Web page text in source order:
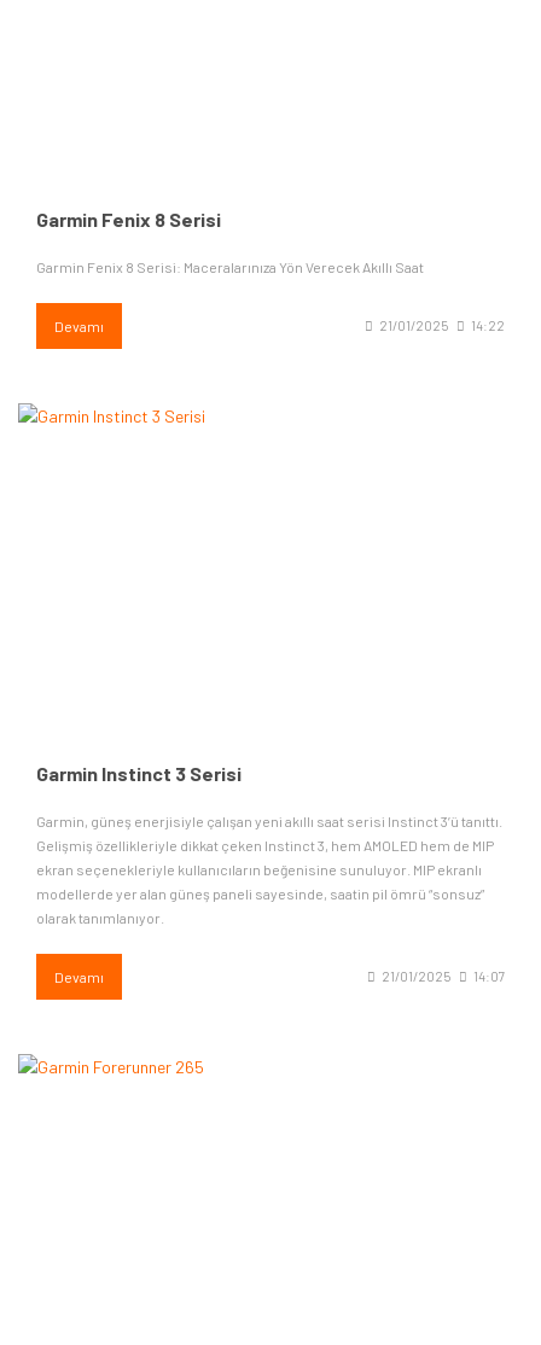
Garmin Fenix 8 Serisi
Garmin Fenix 8 Serisi: Maceralarınıza Yön Verecek Akıllı Saat
Devamı 21/01/2025 14:22
Garmin Instinct 3 Serisi
Garmin, güneş enerjisiyle çalışan yeni akıllı saat serisi Instinct 3’ü tanıttı.
Gelişmiş özellikleriyle dikkat çeken Instinct 3, hem AMOLED hem de MIP
ekran seçenekleriyle kullanıcıların beğenisine sunuluyor. MIP ekranlı
modellerde yer alan güneş paneli sayesinde, saatin pil ömrü “sonsuz”
olarak tanımlanıyor.
Devamı 21/01/2025 14:07